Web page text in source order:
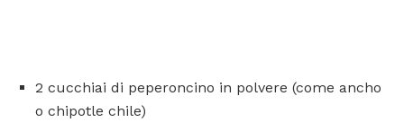
2 cucchiai di peperoncino in polvere (come ancho
o chipotle chile)